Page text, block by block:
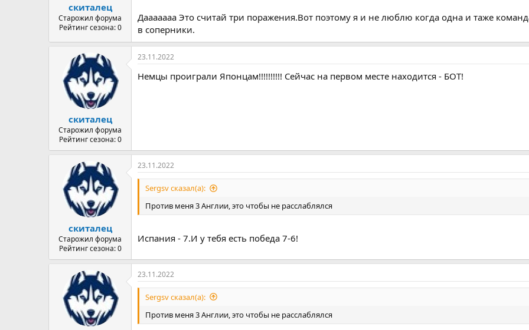
скиталец
Старожил форума
Рейтинг сезона: 0
Дааааааа Это считай три поражения.Вот поэтому я и не люблю когда одна и таже
в соперники.
скиталец
Старожил форума
Рейтинг сезона: 0
23.11.2022
Немцы проиграли Японцам!!!!!!!!!! Сейчас на первом месте находится - БОТ!
скиталец
Старожил форума
Рейтинг сезона: 0
23.11.2022
Sergsv сказал(а):
Против меня 3 Англии, это чтобы не расслаблялся
Испания - 7.И у тебя есть победа 7-6!
23.11.2022
Sergsv сказал(а):
Против меня 3 Англии, это чтобы не расслаблялся